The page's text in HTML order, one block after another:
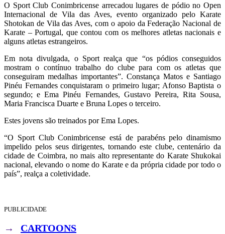
O Sport Club Conimbricense arrecadou lugares de pódio no Open
Internacional de Vila das Aves, evento organizado pelo Karate
Shotokan de Vila das Aves, com o apoio da Federação Nacional de
Karate – Portugal, que contou com os melhores atletas nacionais e
alguns atletas estrangeiros.
Em nota divulgada, o Sport realça que “os pódios conseguidos
mostram o contínuo trabalho do clube para com os atletas que
conseguiram medalhas importantes”. Constança Matos e Santiago
Pinéu Fernandes conquistaram o primeiro lugar; Afonso Baptista o
segundo; e Ema Pinéu Fernandes, Gustavo Pereira, Rita Sousa,
Maria Francisca Duarte e Bruna Lopes o terceiro.
Estes jovens são treinados por Ema Lopes.
“O Sport Club Conimbricense está de parabéns pelo dinamismo
impelido pelos seus dirigentes, tornando este clube, centenário da
cidade de Coimbra, no mais alto representante do Karate Shukokai
nacional, elevando o nome do Karate e da própria cidade por todo o
país”, realça a coletividade.
PUBLICIDADE
→ CARTOONS